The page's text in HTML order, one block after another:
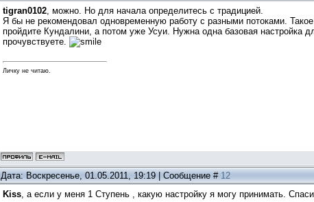
tigran0102, можно. Но для начала определитесь с традицией.
Я бы не рекомендовал одновременную работу с разными потоками.
пройдите Кундалини, а потом уже Усуи. Нужна одна базовая
прочувствуете.
Личку не читаю.
Дата: Воскресенье, 01.05.2011, 19:19 | Сообщение # 12
Kiss, а если у меня 1 Ступень , какую настройку я могу принимать.